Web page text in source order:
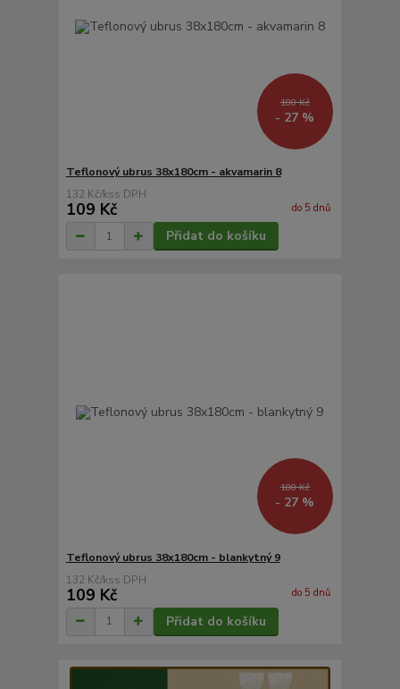
180 Kč
- 27 %
Teflonový ubrus 38x180cm - akvamarin 8
132 Kč/ks
109 Kč do 5 dnů
Přidat do košíku
180 Kč
- 27 %
Teflonový ubrus 38x180cm - blankytný 9
132 Kč/ks
109 Kč do 5 dnů
Přidat do košíku